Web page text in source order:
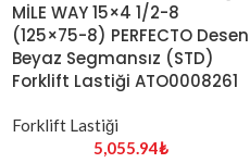
MİLE WAY 15×4 1/2-8
(125×75-8) PERFECTO Desen
Beyaz Segmansız (STD)
Forklift Lastiği ATO0008261
Forklift Lastiği
5,055.94₺